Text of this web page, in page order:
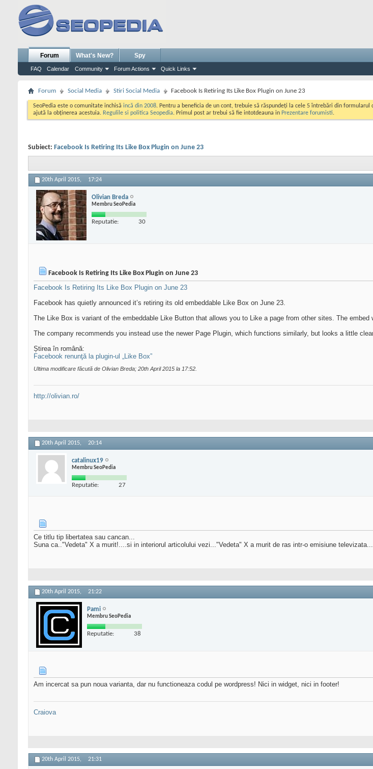
Forum
FAQ Calendar Community Forum Actions Quick Links
What's New? Spy
Forum Social Media Stiri Social Media Facebook Is Retiring Its Like Box Plugin on June 23
SeoPedia este o comunitate inchisă incă din 2008. Pentru a beneficia de un cont, trebuie să răspundeți la cele 5 întrebări din
ajută la obținerea acestuia. Regulile si politica Seopedia. Primul post ar trebui să fie intotdeauna in Prezentare forumisti.
Subiect: Facebook Is Retiring Its Like Box Plugin on June 23
20th April 2015, 17:24
Olivian Breda
Membru SeoPedia
Reputatie: 30
Facebook Is Retiring Its Like Box Plugin on June 23
Facebook Is Retiring Its Like Box Plugin on June 23
Facebook has quietly announced it’s retiring its old embeddable Like Box on June 23.
The Like Box is variant of the embeddable Like Button that allows you to Like a page from other sites. The
The company recommends you instead use the newer Page Plugin, which functions similarly, but looks a little
Știrea în română:
Facebook renunţă la plugin-ul „Like Box”
Ultima modificare făcută de Olivian Breda; 20th April 2015 la 17:52
http://olivian.ro/
20th April 2015, 20:14
catalinux19
Membru SeoPedia
Reputatie: 27
Ce titlu tip libertatea sau cancan...
Suna ca.."Vedeta" X a murit!....si in interiorul articolului vezi..."Vedeta" X a murit de ras intr-o emisiune televizata...
20th April 2015, 21:22
Pami
Membru SeoPedia
Reputatie: 38
Am incercat sa pun noua varianta, dar nu functioneaza codul pe wordpress! Nici in widget, nici in footer!
Craiova
20th April 2015, 21:31